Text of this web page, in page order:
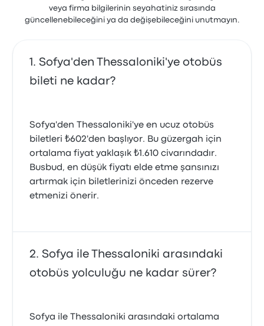
veya firma bilgilerinin seyahatiniz sırasında
güncellenebileceğini ya da değişebileceğini unutmayın.
Sofya'den Thessaloniki'ye otobüs
bileti ne kadar?
Sofya'den Thessaloniki'ye en ucuz otobüs
biletleri ₺602'den başlıyor. Bu güzergah için
ortalama fiyat yaklaşık ₺1.610 civarındadır.
Busbud, en düşük fiyatı elde etme şansınızı
artırmak için biletlerinizi önceden rezerve
etmenizi önerir.
Sofya ile Thessaloniki arasındaki
otobüs yolculuğu ne kadar sürer?
Sofya ile Thessaloniki arasındaki ortalama